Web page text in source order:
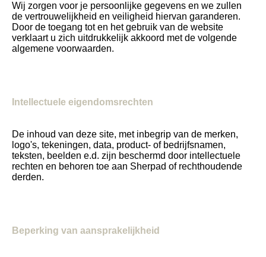
Wij zorgen voor je persoonlijke gegevens en we zullen
de vertrouwelijkheid en veiligheid hiervan garanderen.
Door de toegang tot en het gebruik van de website
verklaart u zich uitdrukkelijk akkoord met de volgende
algemene voorwaarden.
Intellectuele eigendomsrechten
De inhoud van deze site, met inbegrip van de merken,
logo's, tekeningen, data, product- of bedrijfsnamen,
teksten, beelden e.d. zijn beschermd door intellectuele
rechten en behoren toe aan Sherpad of rechthoudende
derden.
Beperking van aansprakelijkheid